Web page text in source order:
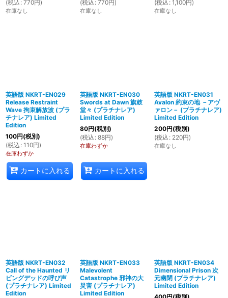
(税込 : 770円)
在庫なし
(税込 : 770円)
在庫なし
(税込 : 1,100円)
在庫なし
英語版 NKRT-EN029
Release Restraint
Wave 拘束解放波 (プラ
チナレア) Limited
Edition
100円(税別)
(税込 : 110円)
在庫わずか
カートに入れる
英語版 NKRT-EN030
Swords at Dawn 旗鼓
堂々 (プラチナレア)
Limited Edition
80円(税別)
(税込 : 88円)
在庫わずか
カートに入れる
英語版 NKRT-EN031
Avalon 約束の地 －アヴ
ァロン－ (プラチナレア)
Limited Edition
200円(税別)
(税込 : 220円)
在庫なし
英語版 NKRT-EN032
Call of the Haunted リ
ビングデッドの呼び声
(プラチナレア) Limited
Edition
英語版 NKRT-EN033
Malevolent
Catastrophe 邪神の大
災害 (プラチナレア)
Limited Edition
英語版 NKRT-EN034
Dimensional Prison 次
元幽閉 (プラチナレア)
Limited Edition